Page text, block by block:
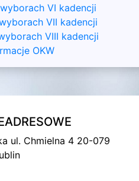
VI kadencji
VII kadencji
VIII kadencji
OKW
ul. Chmielna 4 20-079